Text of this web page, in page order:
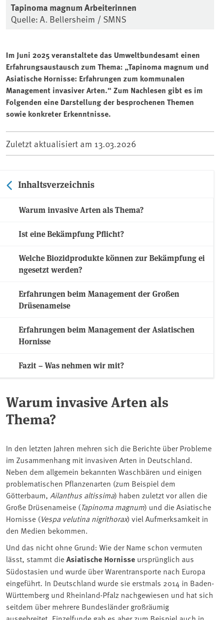
Tapinoma magnum Arbeiterinnen
Quelle: A. Bellersheim / SMNS
Im Juni 2025 veranstaltete das Umweltbundesamt einen
Erfahrungsaustausch zum Thema: „Tapinoma magnum und
Asiatische Hornisse: Erfahrungen zum kommunalen
Management invasiver Arten.“ Zum Nachlesen gibt es im
Folgenden eine Darstellung der besprochenen Themen
sowie konkreter Erkenntnisse.
Zuletzt aktualisiert am 13.03.2026
Inhaltsverzeichnis
Warum invasive Arten als Thema?
Ist eine Bekämpfung Pflicht?
Welche Biozidprodukte können zur Bekämpfung ei
ngesetzt werden?
Erfahrungen beim Management der Großen
Drüsenameise
Erfahrungen beim Management der Asiatischen
Hornisse
Fazit – Was nehmen wir mit?
Warum invasive Arten als
Thema?
In den letzten Jahren mehren sich die Berichte über Probleme
im Zusammenhang mit invasiven Arten in Deutschland.
Neben dem allgemein bekannten Waschbären und einigen
problematischen Pflanzenarten (zum Beispiel dem
Götterbaum, Ailanthus altissima) haben zuletzt vor allen die
Große Drüsenameise (Tapinoma magnum) und die Asiatische
Hornisse (Vespa velutina nigrithorax) viel Aufmerksamkeit in
den Medien bekommen.
Und das nicht ohne Grund: Wie der Name schon vermuten
lässt, stammt dieAsiatische Hornisse ursprünglich aus
Südostasien und wurde über Warentransporte nach Europa
eingeführt. In Deutschland wurde sie erstmals 2014 in Baden-
Württemberg und Rheinland-Pfalz nachgewiesen und hat sich
seitdem über mehrere Bundesländer großräumig
ausgebreitet. Einzelfunde gab es aber zum Beispiel auch in